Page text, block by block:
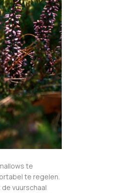
te
te regelen.
vuurschaal